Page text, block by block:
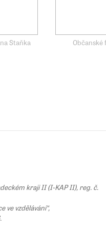
Staňka Občanské
kraji II (I-KAP II), reg. č.
ve vzdělávání“,